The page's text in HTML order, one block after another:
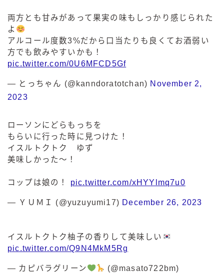
両方とも甘みがあって果実の味もしっかり感じられた
よ
アルコール度数3%だから口当たりも良くてお酒弱い
方でも飲みやすいかも！
pic.twitter.com/0U6MFCD5Gf
— とっちゃん (@kanndoratotchan) November 2,
2023
ローソンにどらもっちを
もらいに行った時に見つけた！
イスルトクトク ゆず
美味しかった〜！
コップは娘の！ pic.twitter.com/xHYYlmq7u0
— ＹＵＭＩ (@yuzuyumi17) December 26, 2023
イスルトクトク柚子の香りして美味しい
pic.twitter.com/Q9N4MkM5Rg
— カピバラグリーン (@masato722bm)